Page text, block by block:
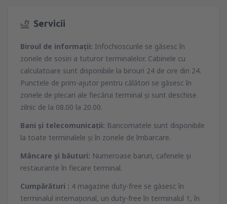
Servicii
Biroul de informaţii: Infochioscurile se găsesc în
zonele de sosiri a tuturor terminalelor. Cabinele cu
calculatoare sunt disponibile la birouri 24 de ore din 24.
Punctele de prim-ajutor pentru călători se găsesc în
zonele de plecari ale fiecărui terminal şi sunt deschise
zilnic de la 08.00 la 20.00.
Bani şi telecomunicaţii: Bancomatele sunt disponibile
la toate terminalele şi în zonele de îmbarcare.
Mâncare şi băuturi: Numeroase baruri, cafenele şi
restaurante în fiecare terminal.
Cumpărături : 4 magazine duty-free se găsesc în
terminalul internaţional, un duty-free în terminalul 1, în